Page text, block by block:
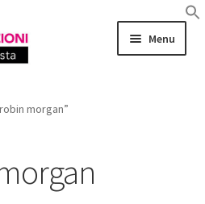
Menu
morgan”